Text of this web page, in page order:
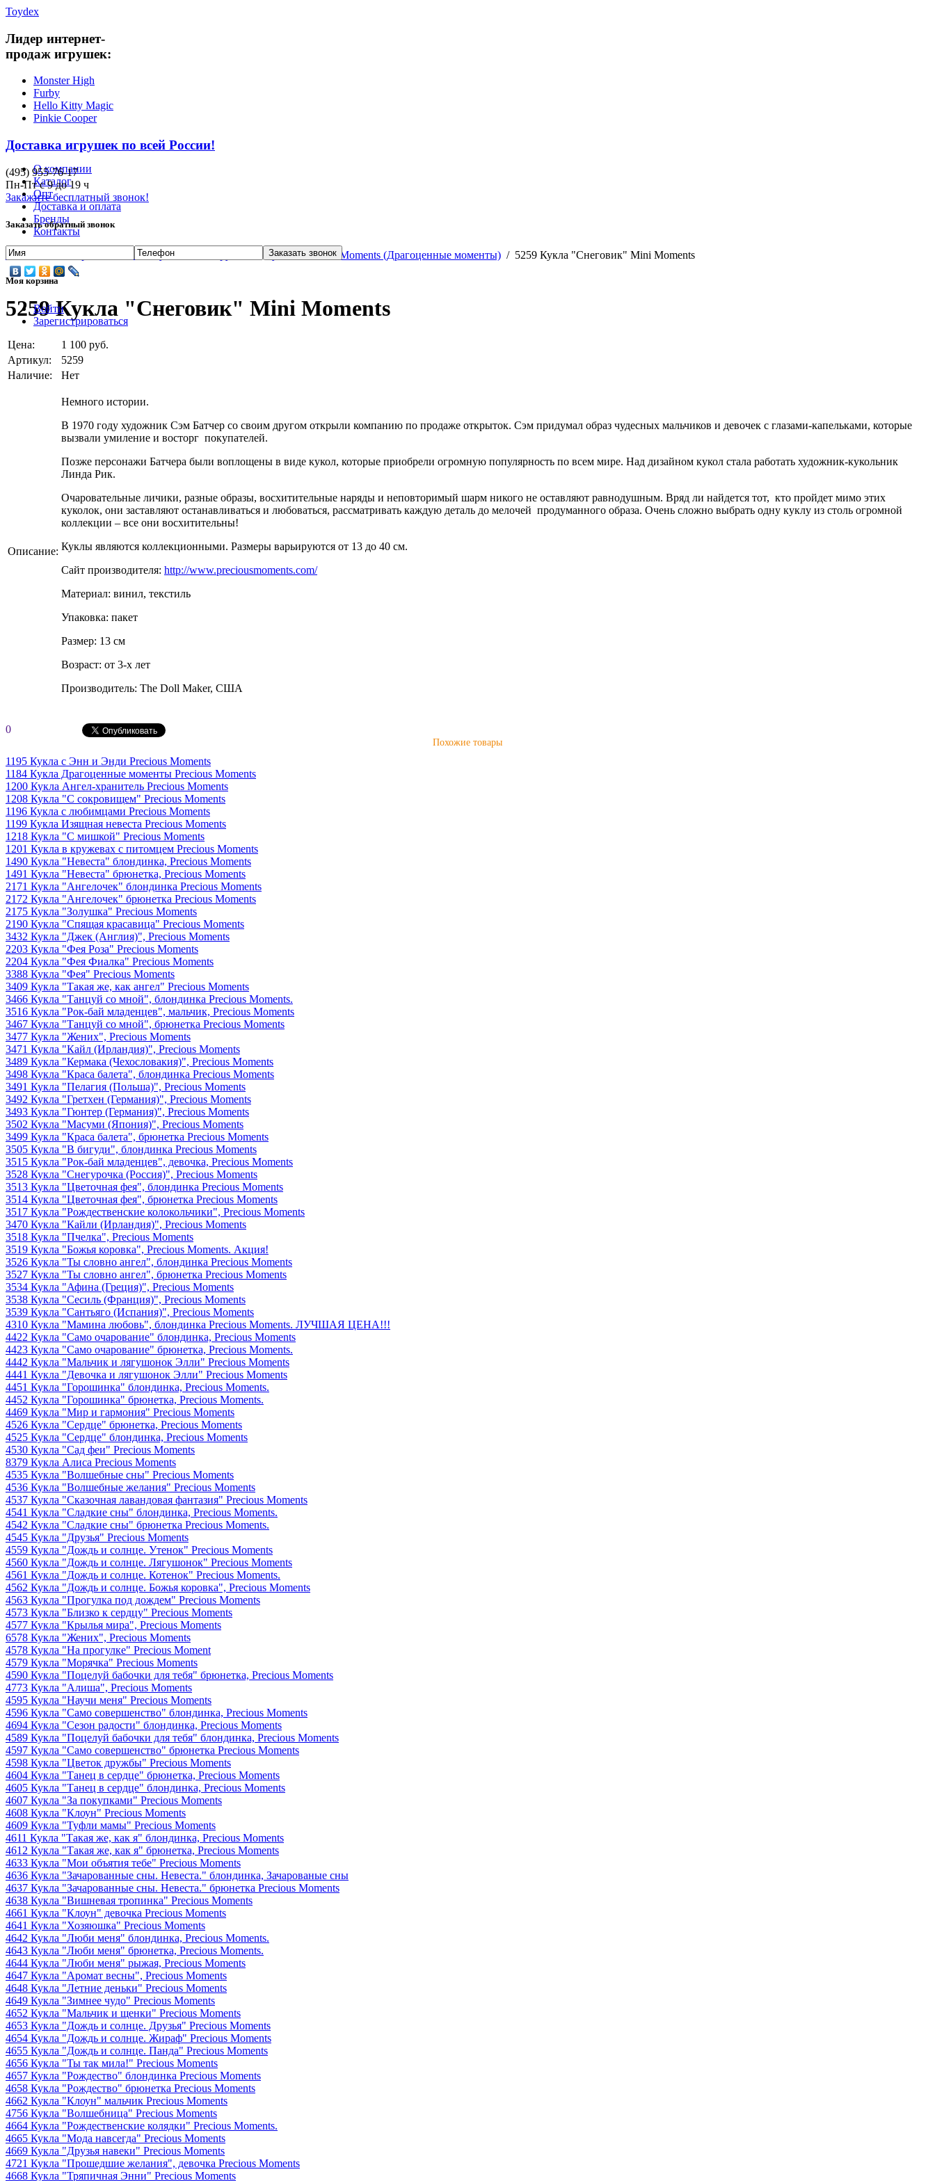
Toydex
Лидер интернет-
продаж игрушек:
Monster High
Furby
Hello Kitty Magic
Pinkie Cooper
Доставка игрушек по всей России!
(495) 955-76-17
Пн-Пт с9до19 ч
Закажите бесплатный звонок!
Заказать обратный звонок
Моя корзина
Войти
Зарегистрироваться
О компании
Каталог
Опт
Доставка и оплата
Бренды
Контакты
Главная
Интернет-магазин Toydex.ru Куклы Precious Moments (Драгоценные моменты) / 5259 Кукла "Снеговик" Mini Moments
5259 Кукла "Снеговик" Mini Moments
Цена:
1 100 руб.
Артикул:
5259
Наличие:
Нет
Описание:
Немного истории.
В 1970 году художник Сэм Батчер со своим другом открыли компанию по продаже открыток. Сэм придумал образ чудесных мальчиков и девочек с глазами-капельками, которые
вызвали умиление и восторг покупателей.
Позже персонажи Батчера были воплощены в виде кукол, которые приобрели огромную популярность по всем мире. Над дизайном кукол стала работать художник-кукольник
Линда Рик.
Очаровательные личики, разные образы, восхитительные наряды и неповторимый шарм никого не оставляют равнодушным. Вряд ли найдется тот, кто пройдет мимо этих
куколок, они заставляют останавливаться и любоваться, рассматривать каждую деталь до мелочей продуманного образа. Очень сложно выбрать одну куклу из столь огромной
коллекции – все они восхитительны!
Куклы являются коллекционными. Размеры варьируются от 13 до 40 см.
Сайт производителя: http://www.preciousmoments.com/
Материал: винил, текстиль
Упаковка: пакет
Размер: 13 см
Возраст: от 3-х лет
Производитель: The Doll Maker, США
0
Похожие товары
1195 Кукла с Энн и Энди Precious Moments
1184 Кукла Драгоценные моменты Precious Moments
1200 Кукла Ангел-хранитель Precious Moments
1208 Кукла "С сокровищем" Precious Moments
1196 Кукла с любимцами Precious Moments
1199 Кукла Изящная невеста Precious Moments
1218 Кукла "С мишкой" Precious Moments
1201 Кукла в кружевах с питомцем Precious Moments
1490 Кукла "Невеста" блондинка, Precious Moments
1491 Кукла "Невеста" брюнетка, Precious Moments
2171 Кукла "Ангелочек" блондинка Precious Moments
2172 Кукла "Ангелочек" брюнетка Precious Moments
2175 Кукла "Золушка" Precious Moments
2190 Кукла "Спящая красавица" Precious Moments
3432 Кукла "Джек (Англия)", Precious Moments
2203 Кукла "Фея Роза" Precious Moments
2204 Кукла "Фея Фиалка" Precious Moments
3388 Кукла "Фея" Precious Moments
3409 Кукла "Такая же, как ангел" Precious Moments
3466 Кукла "Танцуй со мной", блондинка Precious Moments.
3516 Кукла "Рок-бай младенцев", мальчик, Precious Moments
3467 Кукла "Танцуй со мной", брюнетка Precious Moments
3477 Кукла "Жених", Precious Moments
3471 Кукла "Кайл (Ирландия)", Precious Moments
3489 Кукла "Кермака (Чехословакия)", Precious Moments
3498 Кукла "Краса балета", блондинка Precious Moments
3491 Кукла "Пелагия (Польша)", Precious Moments
3492 Кукла "Гретхен (Германия)", Precious Moments
3493 Кукла "Гюнтер (Германия)", Precious Moments
3502 Кукла "Масуми (Япония)", Precious Moments
3499 Кукла "Краса балета", брюнетка Precious Moments
3505 Кукла "В бигуди", блондинка Precious Moments
3515 Кукла "Рок-бай младенцев", девочка, Precious Moments
3528 Кукла "Снегурочка (Россия)", Precious Moments
3513 Кукла "Цветочная фея", блондинка Precious Moments
3514 Кукла "Цветочная фея", брюнетка Precious Moments
3517 Кукла "Рождественские колокольчики", Precious Moments
3470 Кукла "Кайли (Ирландия)", Precious Moments
3518 Кукла "Пчелка", Precious Moments
3519 Кукла "Божья коровка", Precious Moments. Акция!
3526 Кукла "Ты словно ангел", блондинка Precious Moments
3527 Кукла "Ты словно ангел", брюнетка Precious Moments
3534 Кукла "Афина (Греция)", Precious Moments
3538 Кукла "Сесиль (Франция)", Precious Moments
3539 Кукла "Сантьяго (Испания)", Precious Moments
4310 Кукла "Мамина любовь", блондинка Precious Moments. ЛУЧШАЯ ЦЕНА!!!
4422 Кукла "Само очарование" блондинка, Precious Moments
4423 Кукла "Само очарование" брюнетка, Precious Moments.
4442 Кукла "Мальчик и лягушонок Элли" Precious Moments
4441 Кукла "Девочка и лягушонок Элли" Precious Moments
4451 Кукла "Горошинка" блондинка, Precious Moments.
4452 Кукла "Горошинка" брюнетка, Precious Moments.
4469 Кукла "Мир и гармония" Precious Moments
4526 Кукла "Сердце" брюнетка, Precious Moments
4525 Кукла "Сердце" блондинка, Precious Moments
4530 Кукла "Сад феи" Precious Moments
8379 Кукла Алиса Precious Moments
4535 Кукла "Волшебные сны" Precious Moments
4536 Кукла "Волшебные желания" Precious Moments
4537 Кукла "Сказочная лавандовая фантазия" Precious Moments
4541 Кукла "Сладкие сны" блондинка, Precious Moments.
4542 Кукла "Сладкие сны" брюнетка Precious Moments.
4545 Кукла "Друзья" Precious Moments
4559 Кукла "Дождь и солнце. Утенок" Precious Moments
4560 Кукла "Дождь и солнце. Лягушонок" Precious Moments
4561 Кукла "Дождь и солнце. Котенок" Precious Moments.
4562 Кукла "Дождь и солнце. Божья коровка", Precious Moments
4563 Кукла "Прогулка под дождем" Precious Moments
4573 Кукла "Близко к сердцу" Precious Moments
4577 Кукла "Крылья мира", Precious Moments
6578 Кукла "Жених", Precious Moments
4578 Кукла "На прогулке" Precious Moment
4579 Кукла "Морячка" Precious Moments
4590 Кукла "Поцелуй бабочки для тебя" брюнетка, Precious Moments
4773 Кукла "Алиша", Precious Moments
4595 Кукла "Научи меня" Precious Moments
4596 Кукла "Само совершенство" блондинка, Precious Moments
4694 Кукла "Сезон радости" блондинка, Precious Moments
4589 Кукла "Поцелуй бабочки для тебя" блондинка, Precious Moments
4597 Кукла "Само совершенство" брюнетка Precious Moments
4598 Кукла "Цветок дружбы" Precious Moments
4604 Кукла "Танец в сердце" брюнетка, Precious Moments
4605 Кукла "Танец в сердце" блондинка, Precious Moments
4607 Кукла "За покупками" Precious Moments
4608 Кукла "Клоун" Precious Moments
4609 Кукла "Туфли мамы" Precious Moments
4611 Кукла "Такая же, как я" блондинка, Precious Moments
4612 Кукла "Такая же, как я" брюнетка, Precious Moments
4633 Кукла "Мои объятия тебе" Precious Moments
4636 Кукла "Зачарованные сны. Невеста." блондинка, Зачарованые сны
4637 Кукла "Зачарованные сны. Невеста." брюнетка Precious Moments
4638 Кукла "Вишневая тропинка" Precious Moments
4661 Кукла "Клоун" девочка Precious Moments
4641 Кукла "Хозяюшка" Precious Moments
4642 Кукла "Люби меня" блондинка, Precious Moments.
4643 Кукла "Люби меня" брюнетка, Precious Moments.
4644 Кукла "Люби меня" рыжая, Precious Moments
4647 Кукла "Аромат весны", Precious Moments
4648 Кукла "Летние деньки" Precious Moments
4649 Кукла "Зимнее чудо" Precious Moments
4652 Кукла "Мальчик и щенки" Precious Moments
4653 Кукла "Дождь и солнце. Друзья" Precious Moments
4654 Кукла "Дождь и солнце. Жираф" Precious Moments
4655 Кукла "Дождь и солнце. Панда" Precious Moments
4656 Кукла "Ты так мила!" Precious Moments
4657 Кукла "Рождество" блондинка Precious Moments
4658 Кукла "Рождество" брюнетка Precious Moments
4662 Кукла "Клоун" мальчик Precious Moments
4756 Кукла "Волшебница" Precious Moments
4664 Кукла "Рождественские колядки" Precious Moments.
4665 Кукла "Мода навсегда" Precious Moments
4669 Кукла "Друзья навеки" Precious Moments
4721 Кукла "Прошедшие желания", девочка Precious Moments
4668 Кукла "Тряпичная Энни" Precious Moments